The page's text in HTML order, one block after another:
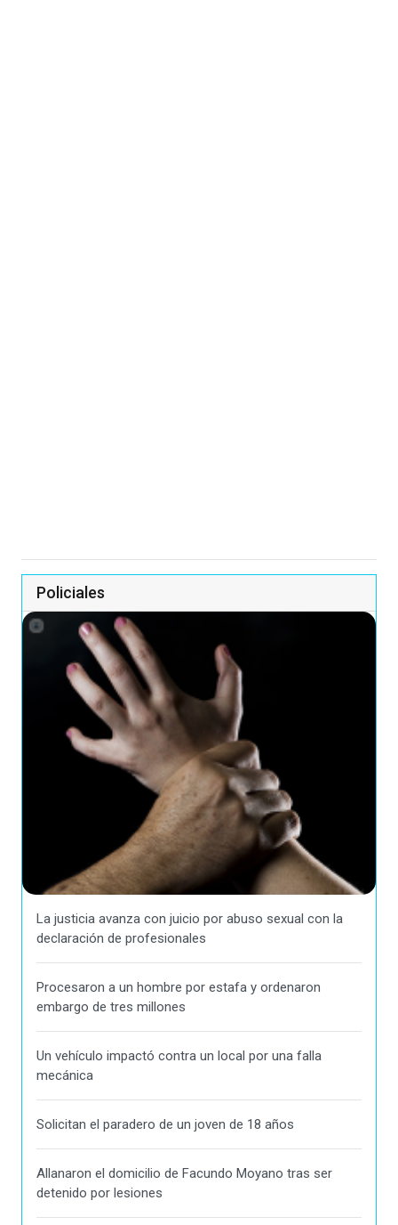
Policiales
La justicia avanza con juicio por abuso sexual con la
declaración de profesionales
Procesaron a un hombre por estafa y ordenaron
embargo de tres millones
Un vehículo impactó contra un local por una falla
mecánica
Solicitan el paradero de un joven de 18 años
Allanaron el domicilio de Facundo Moyano tras ser
detenido por lesiones